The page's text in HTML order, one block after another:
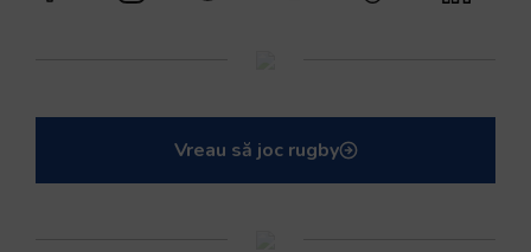
Vreau să joc rugby